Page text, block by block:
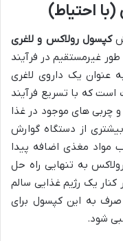
احتیاط)
کپسول رولاکس و لاغری
غیرمستقیم در فرآیند
عنوان یک داروی لاغری
است که با تسریع فرآیند
چربی های موجود در غذا
از دستگاه گوارش
مواد مغذی اضافه پیدا
به تنهایی راه حل
یک رژیم غذایی سالم
به این کپسول برای
شود.